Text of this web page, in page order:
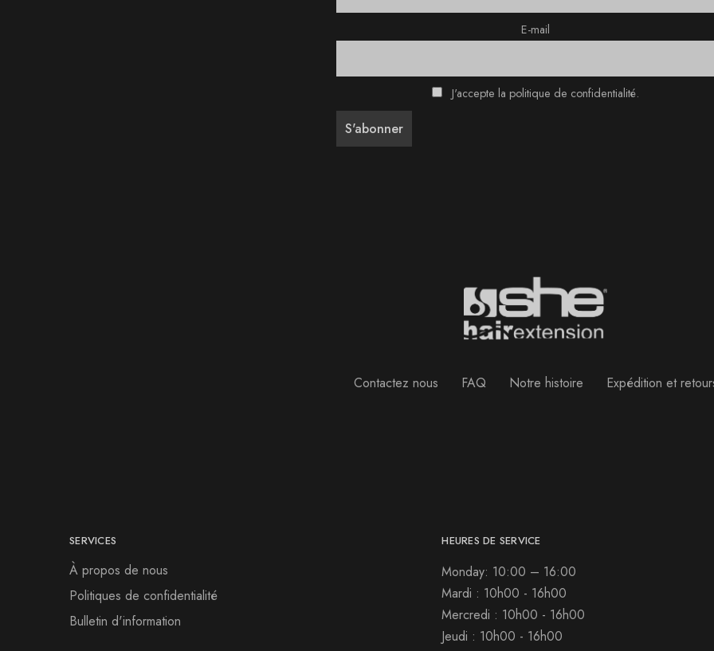
E-mail
J'accepte la politique de confidentialité.
Contactez nous FAQ Notre histoire Expédition et
SERVICES
À propos de nous
Politiques de confidentialité
Bulletin d'information
HEURES DE SERVICE
Monday: 10:00 – 16:00
Mardi : 10h00 - 16h00
Mercredi : 10h00 - 16h00
Jeudi : 10h00 - 16h00